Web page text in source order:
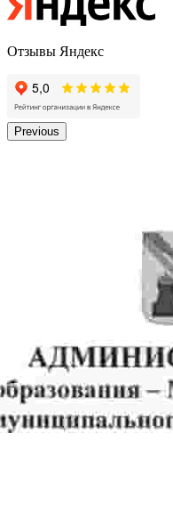
Отзывы Яндекс
Previous